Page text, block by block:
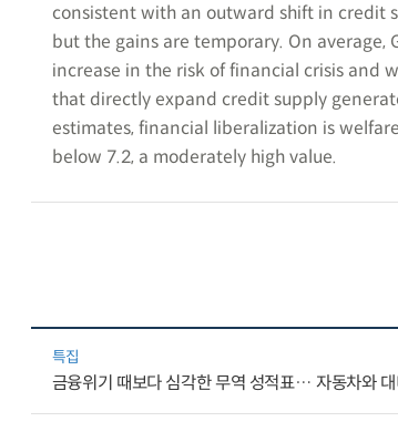
consistent with an outward shift in credit
but the gains are temporary. On
increase in the risk of financial crisis and
that directly expand credit supply
estimates, financial liberalization is
below 7.2, a moderately high value.
특집
금융위기 때보다 심각한 무역 성적표… 자동차와